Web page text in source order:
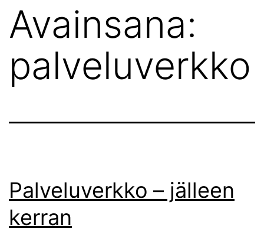
Avainsana:
palveluverkko
Palveluverkko – jälleen
kerran